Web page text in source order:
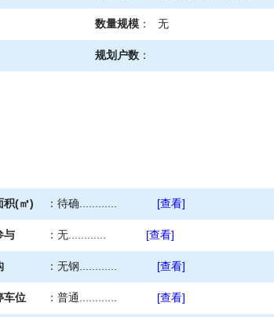
数量规模 ： 无
规划户数 ：
积(㎡) ： 待确............ [查看]
与 ： 无............ [查看]
： 无钢............ [查看]
车位 ： 普通............ [查看]